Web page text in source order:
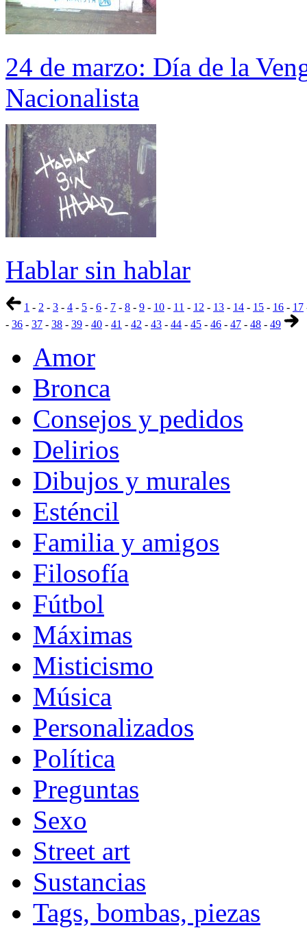
24 de marzo: Día de la
Nacionalista
Hablar sin hablar
1 - 2 - 3 - 4 - 5 - 6 - 7 - 8 - 9 - 10 - 11 - 12 - 13 - 14 - 15 - 16 - 17
- 36 - 37 - 38 - 39 - 40 - 41 - 42 - 43 - 44 - 45 - 46 - 47 - 48 - 49
Amor
Bronca
Consejos y pedidos
Delirios
Dibujos y murales
Esténcil
Familia y amigos
Filosofía
Fútbol
Máximas
Misticismo
Música
Personalizados
Política
Preguntas
Sexo
Street art
Sustancias
Tags, bombas, piezas